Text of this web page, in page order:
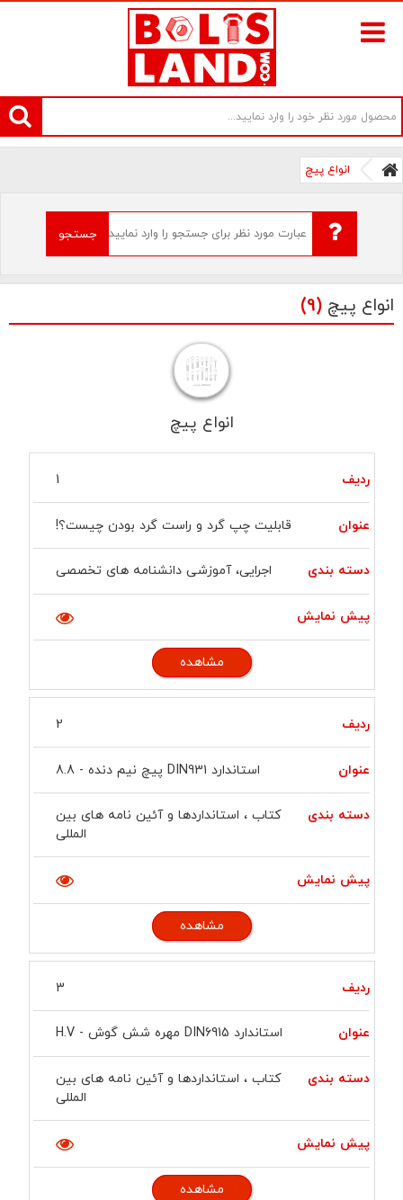
سامانه آنلاین فروش پیچ و مهره های صنعتی بولتز لند | سرزمین پیچ
انواع پیچ
جستجو
انواع پیچ (9)
انواع پیچ
ردیف 1
قابلیت چپ گرد و راست گرد بودن چیست؟!
اجرایی، آموزشی دانشنامه های تخصصی
مشاهده
2
استاندارد DIN931 پیچ نیم دنده - 8.8
کتاب ، استانداردها و آئین نامه های بین
المللی
مشاهده
3
استاندارد DIN6915 مهره شش گوش - H.V
کتاب ، استانداردها و آئین نامه های بین
المللی
مشاهده